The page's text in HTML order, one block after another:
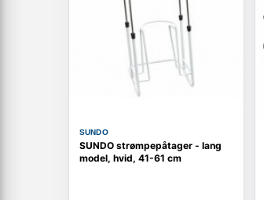
SUNDO
SUNDO strømpepåtager - lang
model, hvid, 41-61 cm